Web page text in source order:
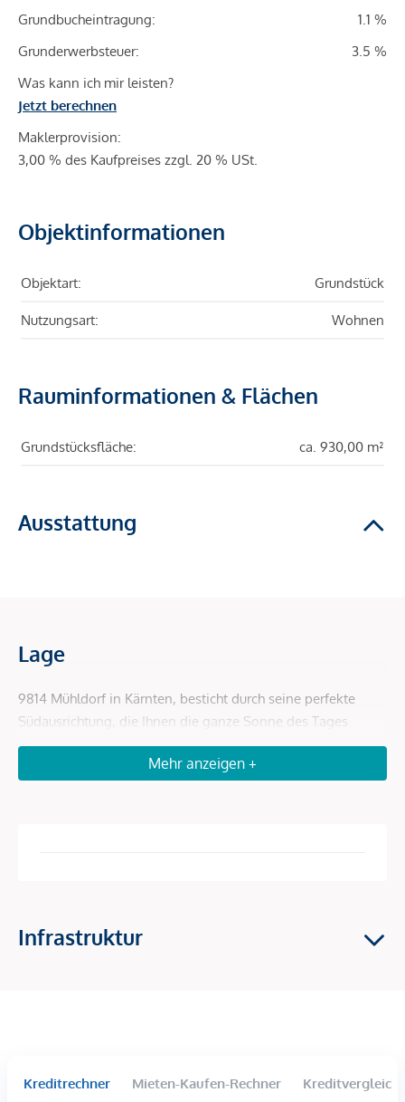
Grundbucheintragung:
1.1 %
Grunderwerbsteuer:
3.5 %
Was kann ich mir leisten?
Jetzt berechnen
Maklerprovision:
3,00 % des Kaufpreises zzgl. 20 % USt.
Objektinformationen
Objektart: Grundstück
Nutzungsart: Wohnen
Rauminformationen & Flächen
Grundstücksfläche: ca. 930,00 m²
Ausstattung
Lage
9814 Mühldorf in Kärnten, besticht durch seine perfekte
Südausrichtung, die Ihnen die ganze Sonne des Tages
schenkt. Die Lage ist ideal für Familien, da sich Schulen, ein
Supermarkt und Bushaltestellen in unmittelbarer Nähe
Willkommen in Mühldorf, einem charmanten Ort im
Mehr anzeigen +
Infrastruktur
Kreditrechner Mieten-Kaufen-Rechner Kreditvergleich